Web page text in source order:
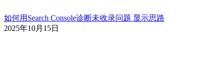
如何用Search Console诊断未收录问题 显示思路
2025年10月15日